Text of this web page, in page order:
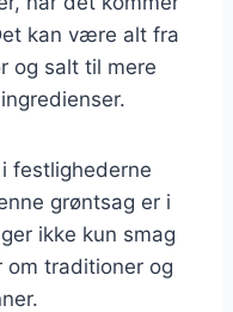
kan være alt fra
og salt til mere
festlighederne
grøntsag er i
ikke kun smag
traditioner og